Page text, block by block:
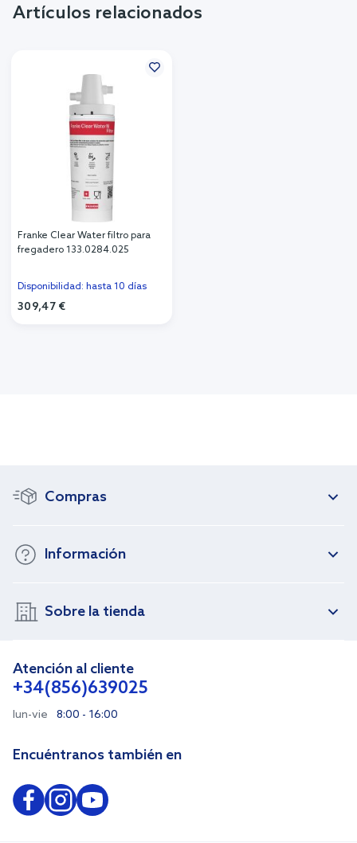
Artículos relacionados
Franke Clear Water filtro para
fregadero 133.0284.025
Disponibilidad: hasta 10 días
309,47 €
Compras
Información
Sobre la tienda
Atención al cliente
+34(856)639025
lun-vie 8:00 - 16:00
Encuéntranos también en